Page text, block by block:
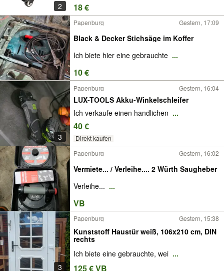
2 18 €
Papenburg Gestern, 17:09
Black & Decker Stichsäge im Koffer
Ich biete hier eine gebrauchte ...
10 €
3
Papenburg Gestern, 16:04
LUX-TOOLS Akku-Winkelschleifer
Ich verkaufe einen handlichen ...
40 €
Direkt kaufen
Papenburg
Gestern, 16:02
Vermiete... / Verleihe.... 2 Würth Saugheber
Verleihe... ...
VB
3
Papenburg Gestern, 15:38
Kunststoff Haustür weiß, 106x210 cm, DIN
rechts
Ich biete eine gebrauchte, wei ...
125 € VB